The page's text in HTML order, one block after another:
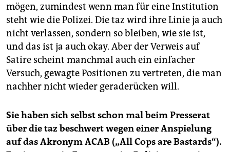
mögen, zumindest wenn man für eine Institution
steht wie die Polizei. Die taz wird ihre Linie ja auch
nicht verlassen, sondern so bleiben, wie sie ist,
und das ist ja auch okay. Aber der Verweis auf
Satire scheint manchmal auch ein einfacher
Versuch, gewagte Positionen zu vertreten, die man
nachher nicht wieder geraderücken will.
Sie haben sich selbst schon mal beim Presserat
über die taz beschwert wegen einer Anspielung
auf das Akronym ACAB („All Cops are Bastards“).